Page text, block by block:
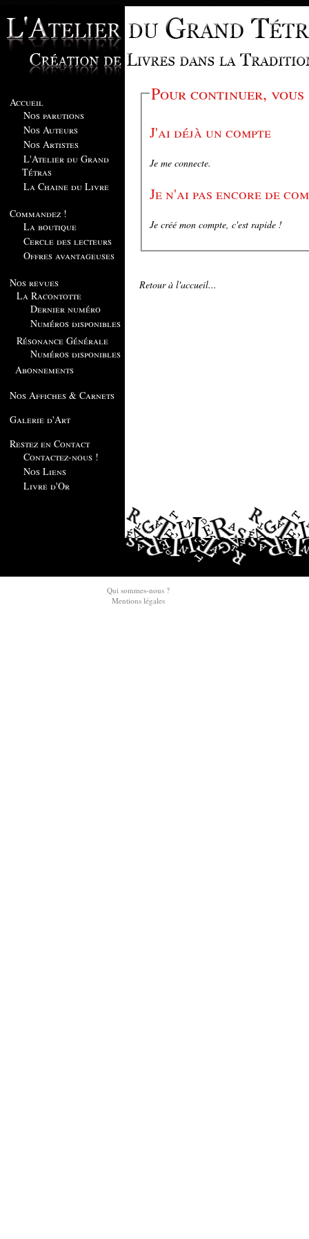
Accueil
Nos parutions
Nos Auteurs
Nos Artistes
L'Atelier du Grand
Tétras
La Chaine du Livre
Commandez !
La boutique
Cercle des lecteurs
Offres avantageuses
Nos revues
La Racontotte
Dernier numéro
Numéros disponibles
Résonance Générale
Numéros disponibles
Abonnements
Nos Affiches & Carnets
Galerie d'Art
Restez en Contact
Contactez-nous !
Nos Liens
Livre d'Or
Pour continuer, vous
J'ai déjà un compte
Je me connecte.
Je n'ai pas encore de
Je créé mon compte, c'est rapide !
Retour à l'accueil...
Qui sommes-nous ?
Mentions légales